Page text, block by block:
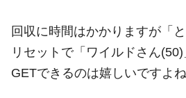
回収に時間はかかりますが「
リセットで「ワイルドさん
GETできるのは嬉しいですよね